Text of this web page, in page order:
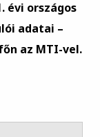
évi országos
adatai –
az MTI-vel.